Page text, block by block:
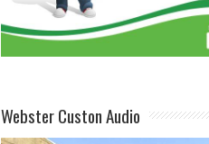
Webster Custon Audio